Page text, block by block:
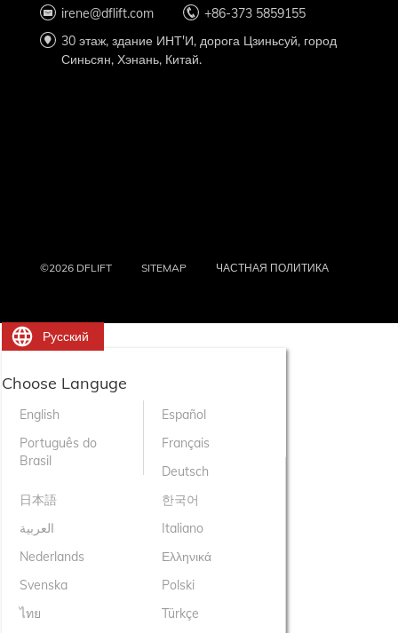
irene@dflift.com
+86-373 5859155
30 этаж, здание ИНТ'И, дорога Цзиньсуй, город
Синьсян, Хэнань, Китай.
©2026 DFLIFT SITEMAP ЧАСТНАЯ ПОЛИТИКА
Русский
Choose Languge
English
Español
Português do
Brasil
Français
Deutsch
日本語
한국어
العربية
Italiano
Nederlands
Ελληνικά
Svenska
Polski
ไทย
Türkçe